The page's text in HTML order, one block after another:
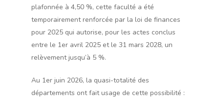
plafonnée à 4,50 %, cette faculté a été
temporairement renforcée par la loi de finances
pour 2025 qui autorise, pour les actes conclus
entre le 1er avril 2025 et le 31 mars 2028, un
relèvement jusqu’à 5 %.
Au 1er juin 2026, la quasi-totalité des
départements ont fait usage de cette possibilité :